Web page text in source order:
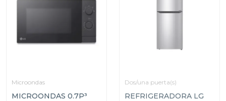
Microondas
MICROONDAS 0.7P³
Dos/una puerta(s)
REFRIGERADORA LG